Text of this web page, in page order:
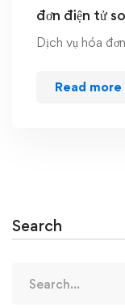
đơn điện tử
Dịch vụ hóa
Read more
Search
for: